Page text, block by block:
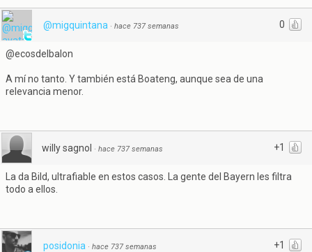
0
@migquintana · hace 737 semanas
@ecosdelbalon
A mí no tanto. Y también está Boateng, aunque sea de una
relevancia menor.
+1
willy sagnol · hace 737 semanas
La da Bild, ultrafiable en estos casos. La gente del Bayern les filtra
todo a ellos.
+1
posidonia · hace 737 semanas